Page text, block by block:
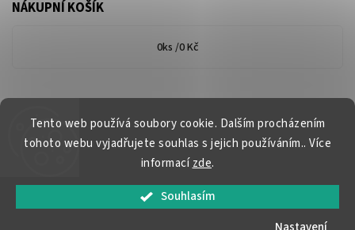
Tento web používá soubory cookie. Dalším procházením
tohoto webu vyjadřujete souhlas s jejich používáním.. Více
informacízde.
Souhlasím
NÁKUPNÍ KOŠÍK
0ks /0 Kč